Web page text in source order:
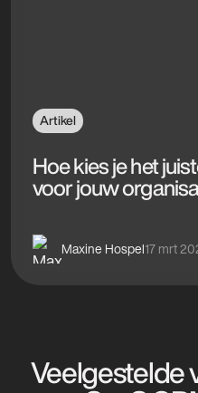
Artikel
Hoe kies je het
voor jouw
Maxine Hospel17 mrt
Veelgestelde